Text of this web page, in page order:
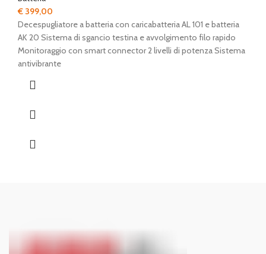
€ 399,00
Decespugliatore a batteria con caricabatteria AL 101 e batteria
AK 20 Sistema di sgancio testina e avvolgimento filo rapido
Monitoraggio con smart connector 2 livelli di potenza Sistema
antivibrante